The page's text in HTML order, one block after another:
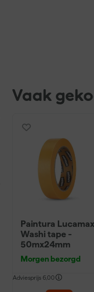
Vaak
Paintura Lucamax
Washi tape -
50mx24mm
Morgen bezorgd
Adviesprijs 6,00